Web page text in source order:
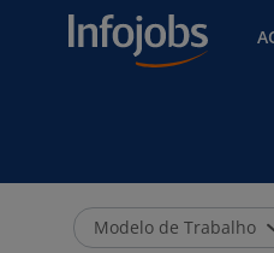
Modelo de Trabalho